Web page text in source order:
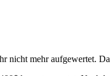
nicht mehr aufgewertet.